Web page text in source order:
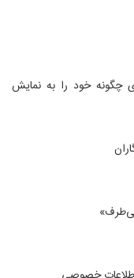
چگونه خود را به نمایش